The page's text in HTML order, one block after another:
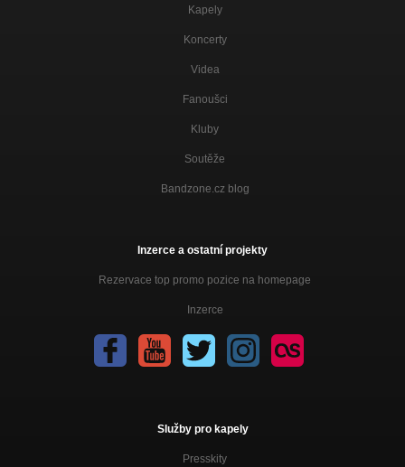
Kapely
Koncerty
Videa
Fanoušci
Kluby
Soutěže
Bandzone.cz blog
Inzerce a ostatní projekty
Rezervace top promo pozice na homepage
Inzerce
Služby pro kapely
Presskity